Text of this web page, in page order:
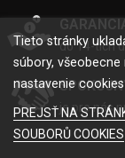
Tieto stránky
súbory,
nastavenie
PREJSŤ NA
SOUBORŮ COOKIES
do 14-tich
je pre nás